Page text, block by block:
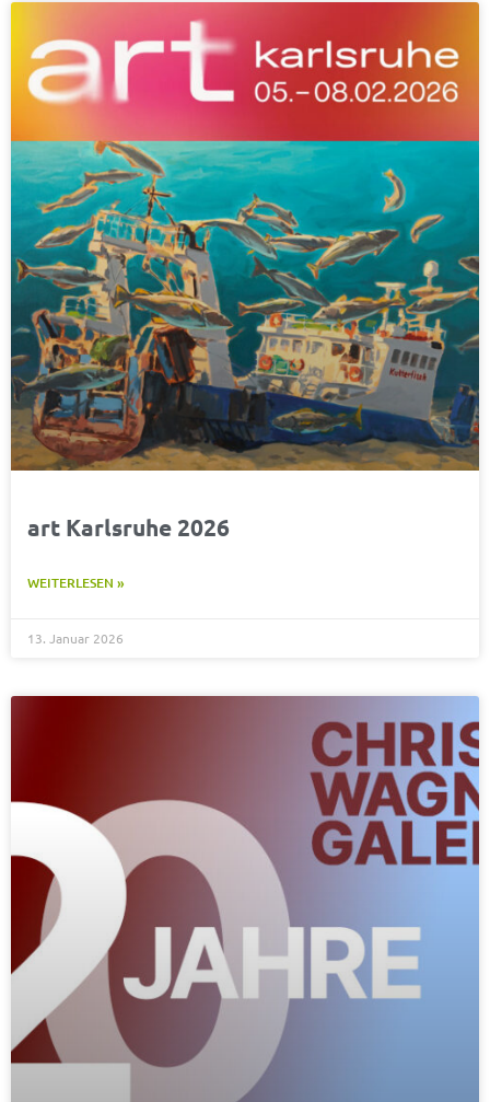
art Karlsruhe 2026
WEITERLESEN »
13. Januar 2026